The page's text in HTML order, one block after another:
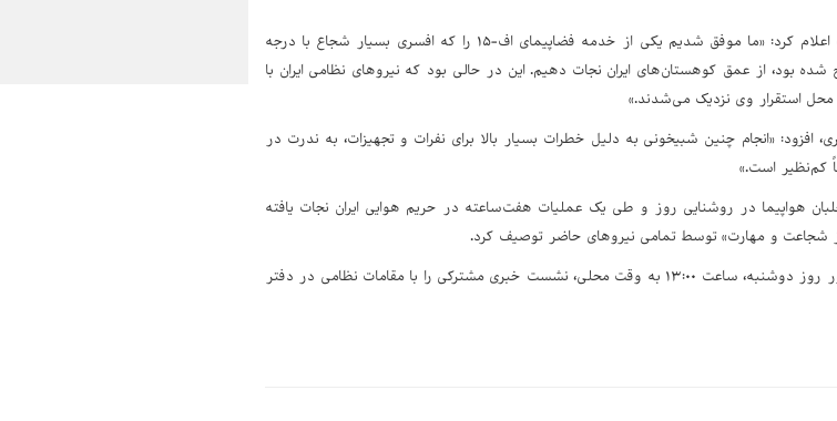
رئیس‌جمهور آمریکا در تشریح این مأموریت اعلام کرد: «ما موفق شدیم یکی از خدمه فضاپیمای اف-۱۵ را که افسری بسیار شجاع با درجه
از عمق کوهستان‌های ایران نجات دهیم. این در حالی بود که نیروهای نظامی ایران با
استقرار وی نزدیک می‌شدند.»
افزود: «انجام چنین شبیخونی به دلیل خطرات بسیار بالا برای "نفرات و تجهیزات"، به ندرت در
کم‌نظیر است.»
هواپیما در روشنایی روز و طی یک عملیات هفت‌ساعته در حریم هوایی ایران نجات یافته
از شجاعت و مهارت» توسط تمامی نیروهای حاضر توصیف کرد.
در پایان این بیانیه آمده است که رئیس‌جمهور روز دوشنبه، ساعت ۱۳:۰۰ به وقت محلی، نشست خبری مشترکی را با مقامات نظامی در دفتر